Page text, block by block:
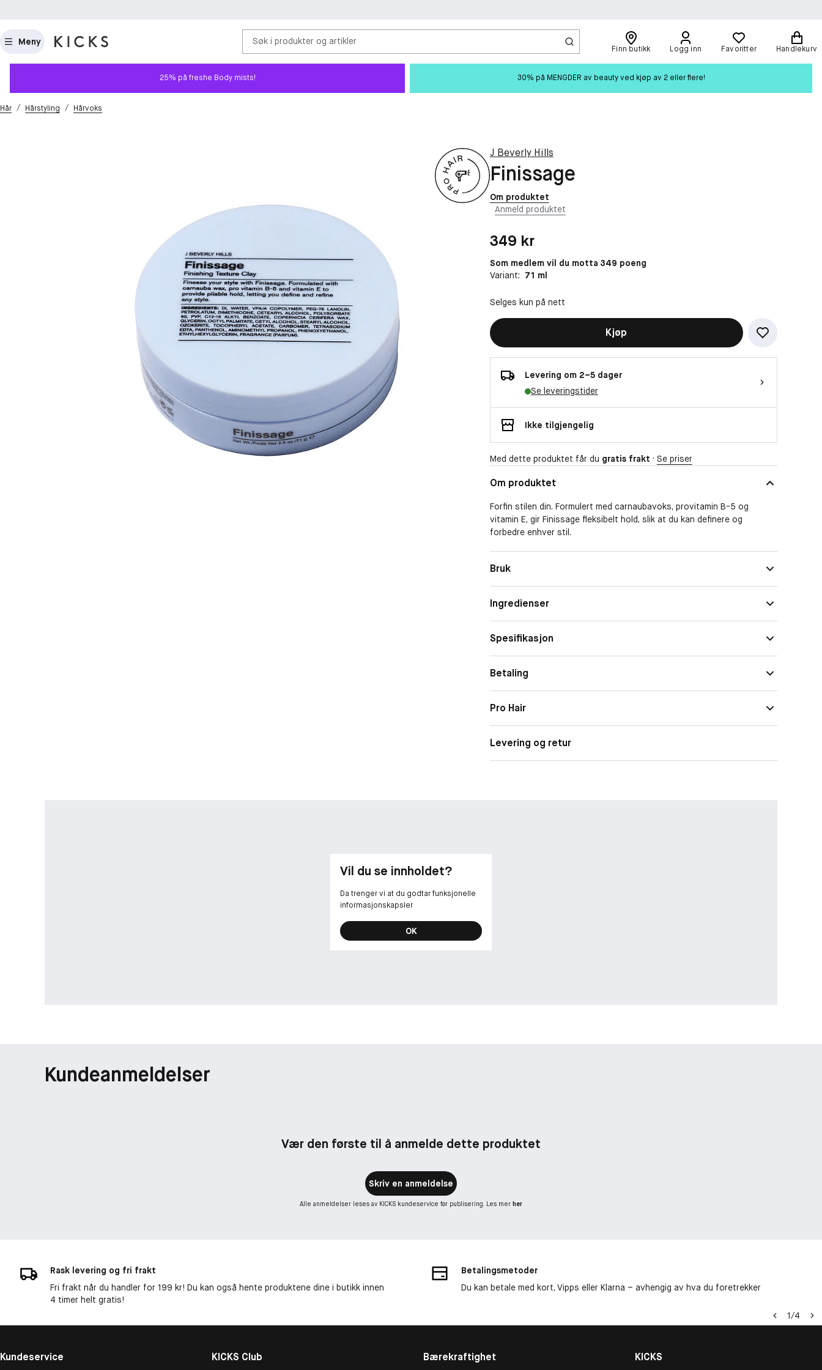
Meny Søk i produkter og artikler
Finn butikk Logg inn Favoritter Handlekurv
25% på freshe Body mists! 30% på MENGDER av beauty ved kjøp av 2 eller flere!
Hår / Hårstyling / Hårvoks
J Beverly Hills
Finissage
Om produktet
Anmeld produktet
Variant: 71 ml
Pris: 349 kr
349 kr
Som medlem vil du motta 349 poeng
Selges kun på nett
Kjøp
Levering om 2–5 dager
Se leveringstider
Ikke tilgjengelig
Med dette produktet får du gratis frakt · Se priser
Om produktet
Forfin stilen din. Formulert med carnaubavoks, provitamin B-5 og
vitamin E, gir Finissage fleksibelt hold, slik at du kan definere og
forbedre enhver stil.
Bruk
Ingredienser
Spesifikasjon
Betaling
Pro Hair
Levering og retur
Vil du se innholdet?
Da trenger vi at du godtar funksjonelle
informasjonskapsler
OK
Kundeanmeldelser
Vær den første til å anmelde dette produktet
Skriv en anmeldelse
Alle anmeldelser leses av KICKS kundeservice før publisering. Les mer her
Rask levering og fri frakt
Fri frakt når du handler for 199 kr! Du kan også hente produktene dine i butikk innen
4 timer helt gratis!
Betalingsmetoder
Du kan betale med kort, Vipps eller Klarna – avhengig av hva du foretrekker
1/4
Kundeservice KICKS Club Bærekraftighet KICKS